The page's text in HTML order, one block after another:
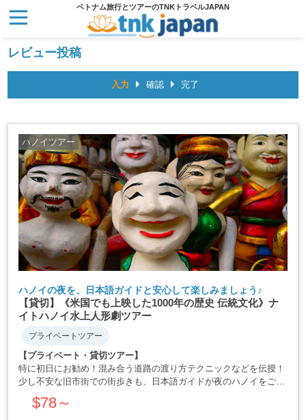
ベトナム旅行とツアーのTNKトラベルJAPAN
レビュー投稿
入力 確認 完了
ハノイツアー
ハノイの夜を、日本語ガイドと安心して楽しみましょう♪
【貸切】《米国でも上映した1000年の歴史 伝統文化》ナ
イトハノイ水上人形劇ツアー
プライベートツアー
【プライベート・貸切ツアー】
特に初日にお勧め！混み合う道路の渡り方テクニックなどを伝授！
少し不安な旧市街での街歩きも、日本語ガイドが夜のハノイをご案
内いたします。 夕食では本格ベトナム料理をお楽しみ下さい。 ラ
ストを飾るのはハノイで大人気のエンターテイメント水上人形劇。
$78～